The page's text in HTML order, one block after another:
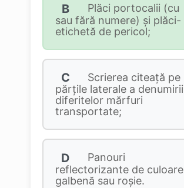
B
Plăci portocalii (cu
sau fără numere) și plăci-
etichetă de pericol;
C
Scrierea citeață pe
părțile laterale a denumirii
diferitelor mărfuri
transportate;
D
Panouri
reflectorizante de culoare
galbenă sau roşie.